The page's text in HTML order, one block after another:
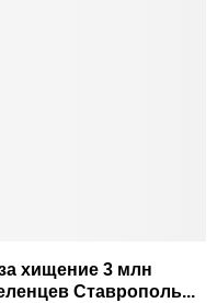
хищение 3 млн
Ставрополь...